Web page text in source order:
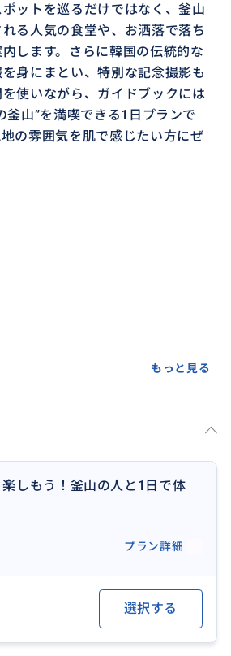
ットを巡るだけではなく、釜山
る人気の食堂や、お洒落で落ち
します。さらに韓国の伝統的な
身にまとい、特別な記念撮影も
使いながら、ガイドブックには
釜山”を満喫できる1日プランで
の雰囲気を肌で感じたい方にぜ
もっと見る
しもう！釜山の人と1日で体
プラン詳細
選択する